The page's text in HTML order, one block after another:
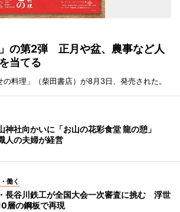
」の第2弾 正月や盆、農事など人
当てる
の料理」（柴田書店）が8月3日、発売された。
神社向かいに「お山の花彩食堂 龍の憩」
人の夫婦が経営
働く
長谷川鉄工が全国大会一次審査に挑む 浮世
層の鋼板で再現